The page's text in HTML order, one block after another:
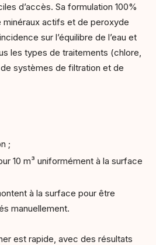
d’accès. Sa formulation 100%
actifs et de peroxyde
sur l’équilibre de l’eau et
les types de traitements (chlore,
systèmes de filtration et de
;
10 m³ uniformément à la surface
à la surface pour être
manuellement.
est rapide, avec des résultats